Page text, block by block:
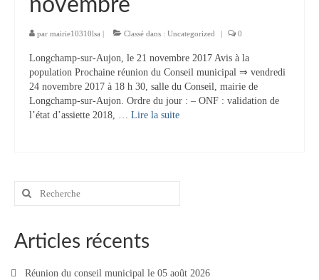
Santé
Qualité de l’eau
Téléphonie mobile / Internet
Collecte des déchets
Services funéraires
Le Conseil municipal de Longchamp-sur-
novembre
par mairie10310lsa Classé dans : Uncategorized 0
Longchamp-sur-Aujon, le 21 novembre 2017 Avis à la
population Prochaine réunion du Conseil municipal ⇒ vendredi
24 novembre 2017 à 18 h 30, salle du Conseil, mairie de
Longchamp-sur-Aujon. Ordre du jour : – ONF : validation de
l’état d’assiette 2018, … Lire la suite­­
Rechercher
Articles récents
Réunion du conseil municipal le 05 août 2026